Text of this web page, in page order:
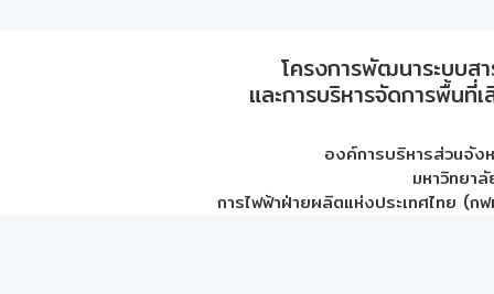
โครงการพัฒนาระบบส
และการบริหารจัดการพื้นที่
องค์การบริหารส่วนจัง
มหาวิทยา
การไฟฟ้าฝ่ายผลิตแห่งประเทศไทย (กฟ